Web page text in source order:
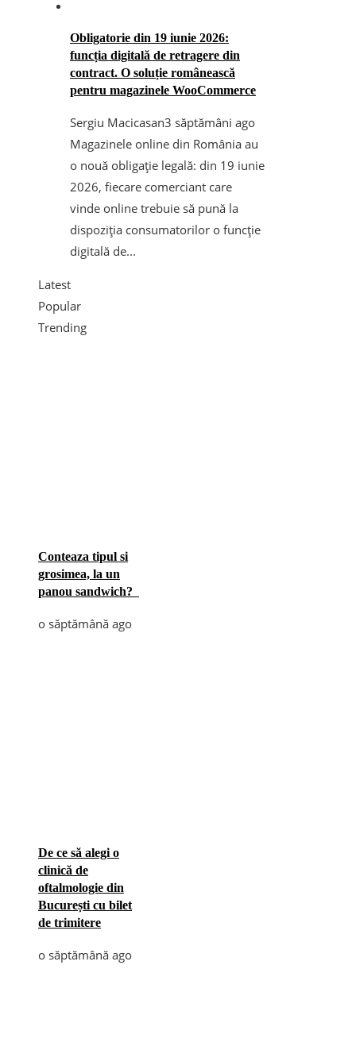
Obligatorie din 19 iunie 2026:
funcția digitală de retragere din
contract. O soluție românească
pentru magazinele WooCommerce
Sergiu Macicasan3 săptămâni ago
Magazinele online din România au
o nouă obligație legală: din 19 iunie
2026, fiecare comerciant care
vinde online trebuie să pună la
dispoziția consumatorilor o funcție
digitală de...
Latest
Popular
Trending
Conteaza tipul si
grosimea, la un
panou sandwich?
o săptămână ago
De ce să alegi o
clinică de
oftalmologie din
București cu bilet
de trimitere
o săptămână ago